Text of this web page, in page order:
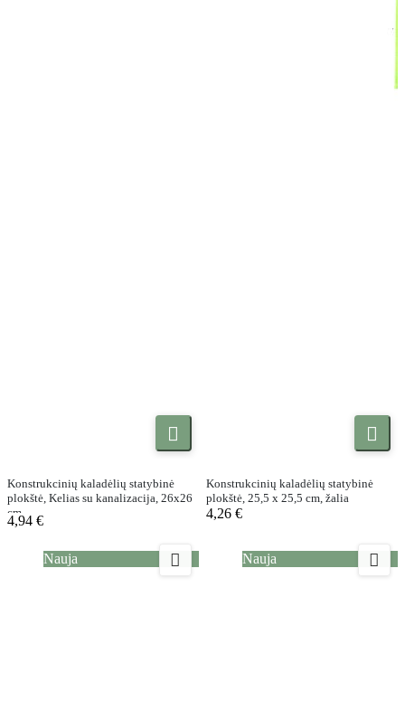

Konstrukcinių kaladėlių statybinė
plokštė, Kelias su kanalizacija, 26x26
cm
4,94 €

Konstrukcinių kaladėlių statybinė
plokštė, 25,5 x 25,5 cm, žalia
4,26 €
Nauja  Nauja 